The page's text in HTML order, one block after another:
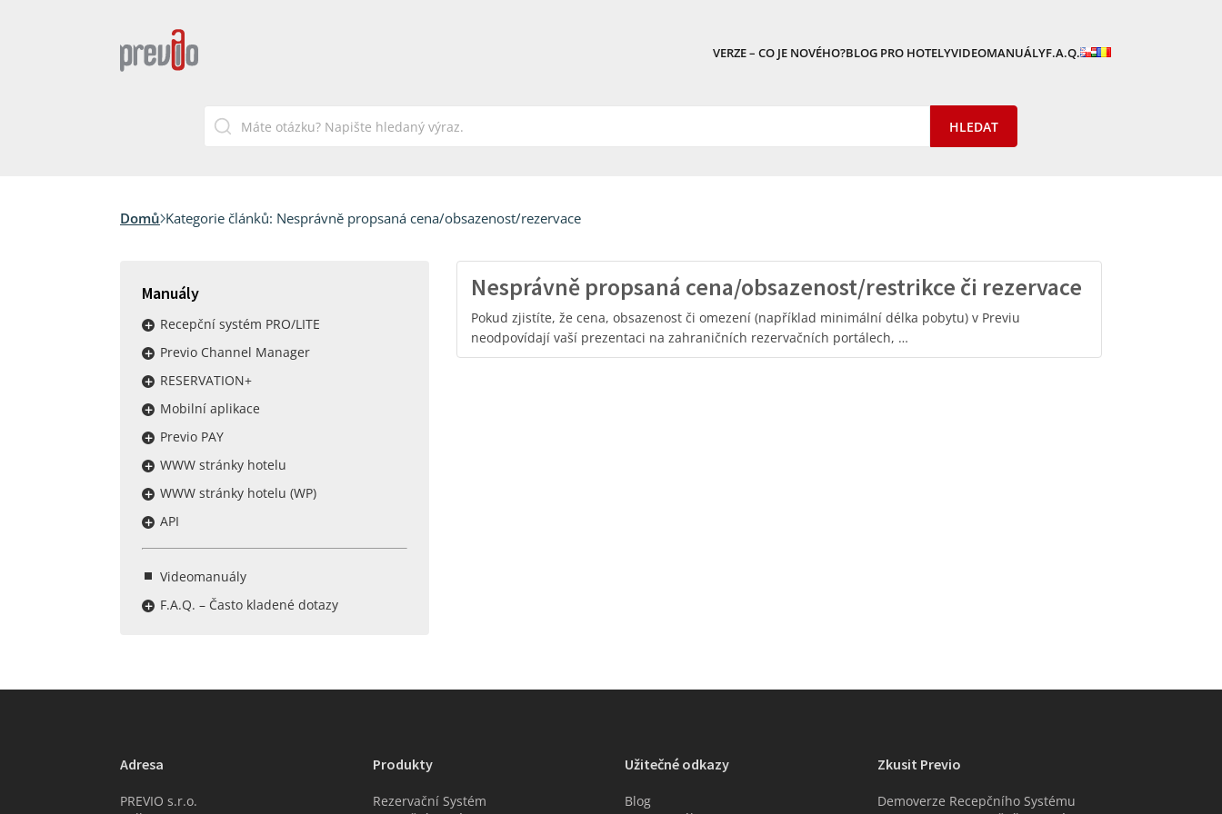
VERZE – CO JE NOVÉHO?BLOG PRO HOTELYVIDEOMANUÁLYF.A.Q.
Domů Kategorie článků: Nesprávně propsaná cena/obsazenost/rezervace
Manuály
Recepční systém PRO/LITE
Previo Channel Manager
RESERVATION+
Mobilní aplikace
Previo PAY
WWW stránky hotelu
WWW stránky hotelu (WP)
API
Videomanuály
F.A.Q. – Často kladené dotazy
Nesprávně propsaná cena/obsazenost/restrikce či rezervace
Pokud zjistíte, že cena, obsazenost či omezení (například minimální délka pobytu) v Previu
neodpovídají vaší prezentaci na zahraničních rezervačních portálech, …
Adresa
PREVIO s.r.o.
Produkty
Rezervační Systém
Užitečné odkazy
Blog
Zkusit Previo
Demoverze Recepčního Systému